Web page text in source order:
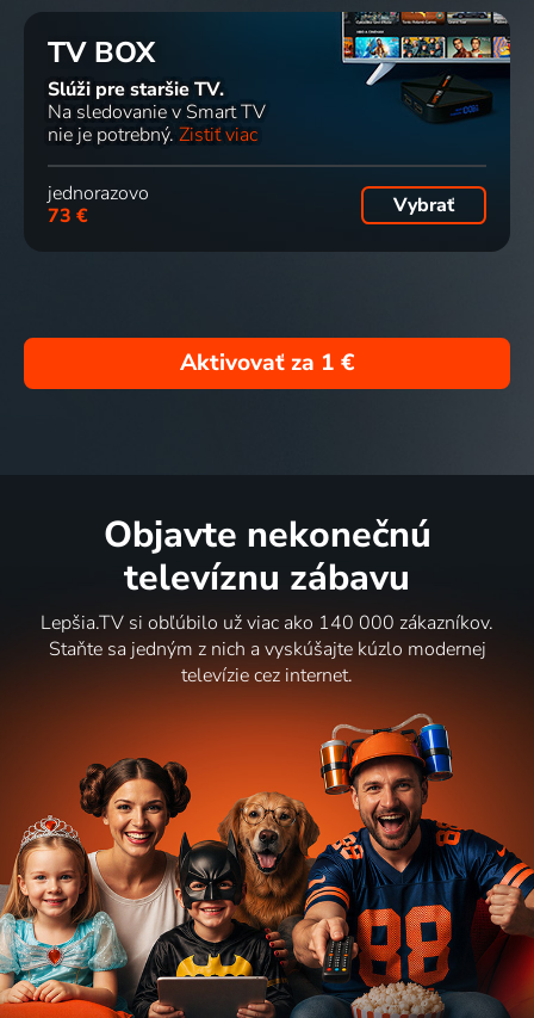
TV BOX
Slúži pre staršie TV.
Na sledovanie v Smart TV
nie je potrebný. Zistiť viac
jednorazovo
73 €
Vybrať
Aktivovať za 1 €
Objavte nekonečnú
televíznu zábavu
Lepšia.TV si obľúbilo už viac ako 140 000 zákazníkov.
Staňte sa jedným z nich a vyskúšajte kúzlo modernej
televízie cez internet.